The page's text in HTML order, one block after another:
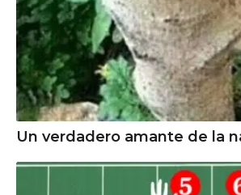
Un verdadero amante de la